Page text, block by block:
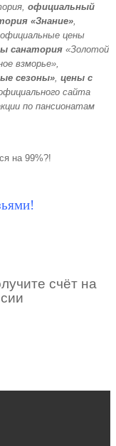
официальный
«Знание»
, официальные цены
санатория «Золотой
взморье»,
сезоны» цены с
сайта
по пансионатам
на 99%?!
счёт на